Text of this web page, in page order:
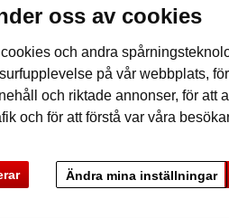
oss av cookies
och andra
på vår webbplats,
och riktade annonser, för att
och för att förstå var våra
Ändra mina inställningar
profil K -